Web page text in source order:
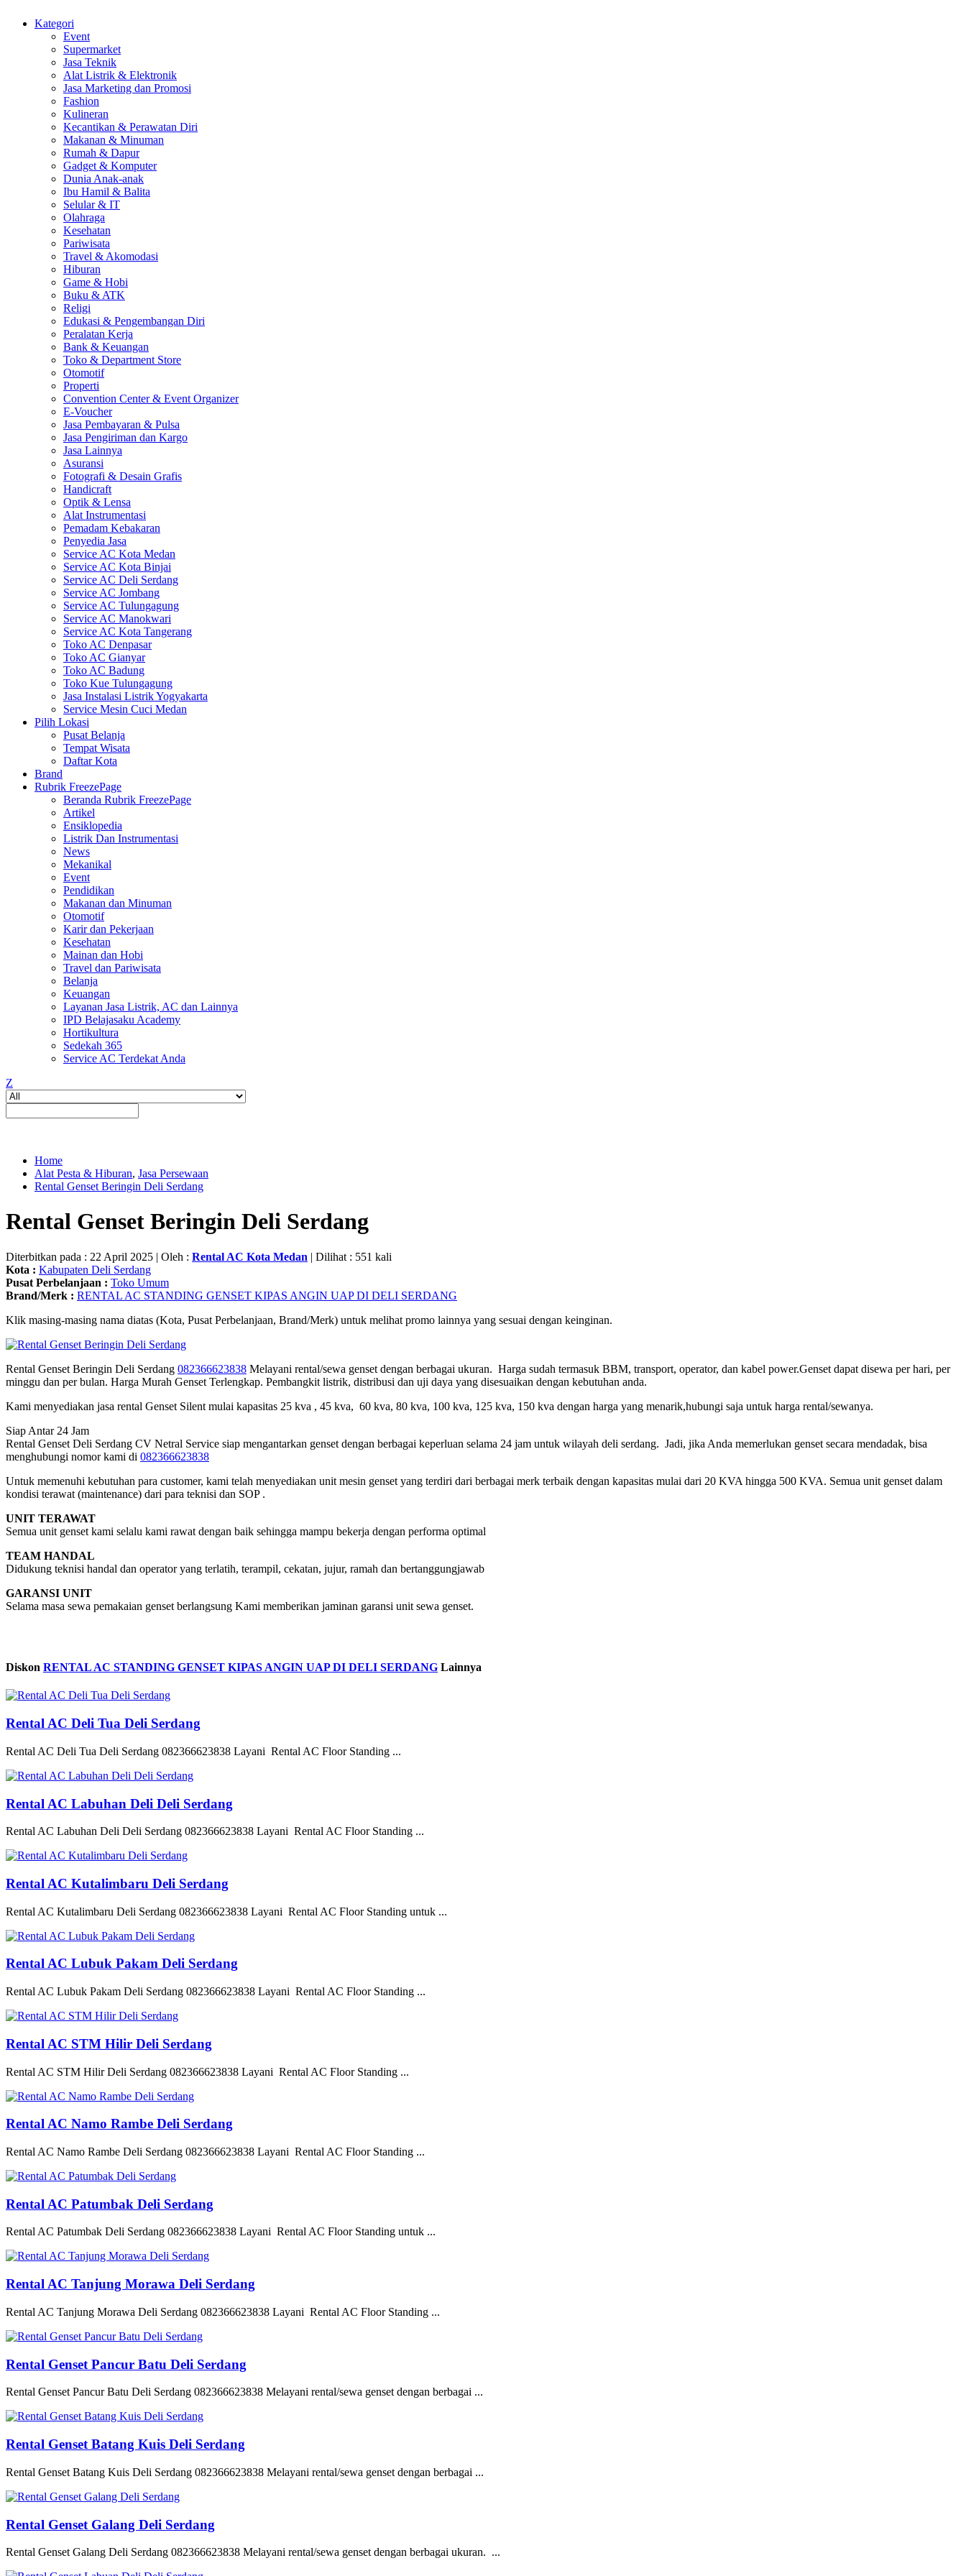
Kategori
Event
Supermarket
Jasa Teknik
Alat Listrik & Elektronik
Jasa Marketing dan Promosi
Fashion
Kulineran
Kecantikan & Perawatan Diri
Makanan & Minuman
Rumah & Dapur
Gadget & Komputer
Dunia Anak-anak
Ibu Hamil & Balita
Selular & IT
Olahraga
Kesehatan
Pariwisata
Travel & Akomodasi
Hiburan
Game & Hobi
Buku & ATK
Religi
Edukasi & Pengembangan Diri
Peralatan Kerja
Bank & Keuangan
Toko & Department Store
Otomotif
Properti
Convention Center & Event Organizer
E-Voucher
Jasa Pembayaran & Pulsa
Jasa Pengiriman dan Kargo
Jasa Lainnya
Asuransi
Fotografi & Desain Grafis
Handicraft
Optik & Lensa
Alat Instrumentasi
Pemadam Kebakaran
Penyedia Jasa
Service AC Kota Medan
Service AC Kota Binjai
Service AC Deli Serdang
Service AC Jombang
Service AC Tulungagung
Service AC Manokwari
Service AC Kota Tangerang
Toko AC Denpasar
Toko AC Gianyar
Toko AC Badung
Toko Kue Tulungagung
Jasa Instalasi Listrik Yogyakarta
Service Mesin Cuci Medan
Pilih Lokasi
Pusat Belanja
Tempat Wisata
Daftar Kota
Brand
Rubrik FreezePage
Beranda Rubrik FreezePage
Artikel
Ensiklopedia
Listrik Dan Instrumentasi
News
Mekanikal
Event
Pendidikan
Makanan dan Minuman
Otomotif
Karir dan Pekerjaan
Kesehatan
Mainan dan Hobi
Travel dan Pariwisata
Belanja
Keuangan
Layanan Jasa Listrik, AC dan Lainnya
IPD Belajasaku Academy
Hortikultura
Sedekah 365
Service AC Terdekat Anda
Z
Home
Alat Pesta & Hiburan, Jasa Persewaan
Rental Genset Beringin Deli Serdang
Rental Genset Beringin Deli Serdang
Diterbitkan pada : 22 April 2025 | Oleh : Rental AC Kota Medan | Dilihat : 551 kali
Kota : Kabupaten Deli Serdang
Pusat Perbelanjaan : Toko Umum
Brand/Merk : RENTAL AC STANDING GENSET KIPAS ANGIN UAP DI DELI SERDANG
Klik masing-masing nama diatas (Kota, Pusat Perbelanjaan, Brand/Merk) untuk melihat promo lainnya yang sesuai dengan keinginan.
Rental Genset Beringin Deli Serdang 082366623838 Melayani rental/sewa genset dengan berbagai ukuran. Harga sudah termasuk BBM, transport, operator, dan kabel power.Genset dapat disewa per hari, per
minggu dan per bulan. Harga Murah Genset Terlengkap. Pembangkit listrik, distribusi dan uji daya yang disesuaikan dengan kebutuhan anda.
Kami menyediakan jasa rental Genset Silent mulai kapasitas 25 kva , 45 kva, 60 kva, 80 kva, 100 kva, 125 kva, 150 kva dengan harga yang menarik,hubungi saja untuk harga rental/sewanya.
Siap Antar 24 Jam
Rental Genset Deli Serdang CV Netral Service siap mengantarkan genset dengan berbagai keperluan selama 24 jam untuk wilayah deli serdang. Jadi, jika Anda memerlukan genset secara mendadak, bisa
menghubungi nomor kami di 082366623838
Untuk memenuhi kebutuhan para customer, kami telah menyediakan unit mesin genset yang terdiri dari berbagai merk terbaik dengan kapasitas mulai dari 20 KVA hingga 500 KVA. Semua unit genset dalam
kondisi terawat (maintenance) dari para teknisi dan SOP .
UNIT TERAWAT
Semua unit genset kami selalu kami rawat dengan baik sehingga mampu bekerja dengan performa optimal
TEAM HANDAL
Didukung teknisi handal dan operator yang terlatih, terampil, cekatan, jujur, ramah dan bertanggungjawab
GARANSI UNIT
Selama masa sewa pemakaian genset berlangsung Kami memberikan jaminan garansi unit sewa genset.
Diskon RENTAL AC STANDING GENSET KIPAS ANGIN UAP DI DELI SERDANG Lainnya
Rental AC Deli Tua Deli Serdang
Rental AC Deli Tua Deli Serdang 082366623838 Layani Rental AC Floor Standing ...
Rental AC Labuhan Deli Deli Serdang
Rental AC Labuhan Deli Deli Serdang 082366623838 Layani Rental AC Floor Standing ...
Rental AC Kutalimbaru Deli Serdang
Rental AC Kutalimbaru Deli Serdang 082366623838 Layani Rental AC Floor Standing untuk ...
Rental AC Lubuk Pakam Deli Serdang
Rental AC Lubuk Pakam Deli Serdang 082366623838 Layani Rental AC Floor Standing ...
Rental AC STM Hilir Deli Serdang
Rental AC STM Hilir Deli Serdang 082366623838 Layani Rental AC Floor Standing ...
Rental AC Namo Rambe Deli Serdang
Rental AC Namo Rambe Deli Serdang 082366623838 Layani Rental AC Floor Standing ...
Rental AC Patumbak Deli Serdang
Rental AC Patumbak Deli Serdang 082366623838 Layani Rental AC Floor Standing untuk ...
Rental AC Tanjung Morawa Deli Serdang
Rental AC Tanjung Morawa Deli Serdang 082366623838 Layani Rental AC Floor Standing ...
Rental Genset Pancur Batu Deli Serdang
Rental Genset Pancur Batu Deli Serdang 082366623838 Melayani rental/sewa genset dengan berbagai ...
Rental Genset Batang Kuis Deli Serdang
Rental Genset Batang Kuis Deli Serdang 082366623838 Melayani rental/sewa genset dengan berbagai ...
Rental Genset Galang Deli Serdang
Rental Genset Galang Deli Serdang 082366623838 Melayani rental/sewa genset dengan berbagai ukuran. ...